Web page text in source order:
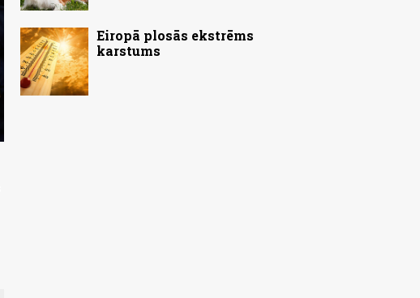
Eiropā plosās ekstrēms
karstums